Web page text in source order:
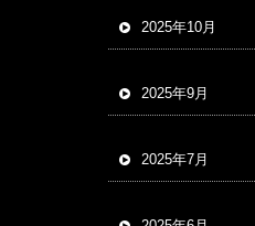
2025年10月
2025年9月
2025年7月